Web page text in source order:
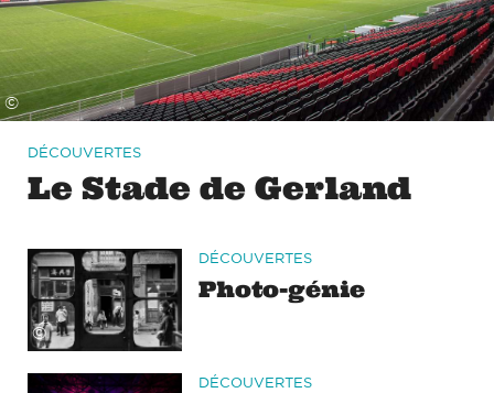
©
DÉCOUVERTES
Le Stade de Gerland
©
DÉCOUVERTES
Photo-génie
DÉCOUVERTES